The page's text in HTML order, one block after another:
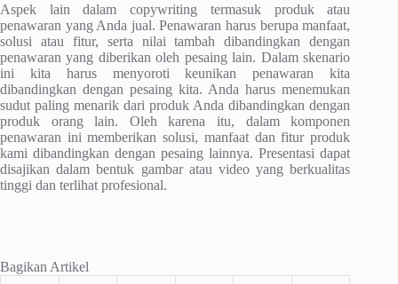
Aspek lain dalam copywriting termasuk produk atau
penawaran yang Anda jual. Penawaran harus berupa manfaat,
solusi atau fitur, serta nilai tambah dibandingkan dengan
penawaran yang diberikan oleh pesaing lain. Dalam skenario
ini kita harus menyoroti keunikan penawaran kita
dibandingkan dengan pesaing kita. Anda harus menemukan
sudut paling menarik dari produk Anda dibandingkan dengan
produk orang lain. Oleh karena itu, dalam komponen
penawaran ini memberikan solusi, manfaat dan fitur produk
kami dibandingkan dengan pesaing lainnya. Presentasi dapat
disajikan dalam bentuk gambar atau video yang berkualitas
tinggi dan terlihat profesional.
Bagikan Artikel